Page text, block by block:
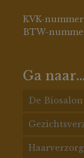
KVK-nummer:
BTW-
Ga
De Biosalon
De
Acne